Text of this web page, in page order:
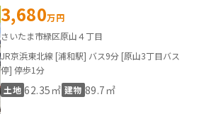
3,680万円
さいたま市緑区原山４丁目
JR京浜東北線 [浦和駅] バス9分 [原山3丁目バス
停] 停歩1分
土地 62.35㎡ 建物 89.7㎡